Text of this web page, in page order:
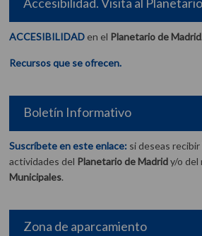
ACCESIBILIDAD en el Planetario de Madrid
Recursos que se ofrecen.
Boletín Informativo
Suscríbete en este enlace: si deseas recibir
actividades del Planetario de Madridy/o
Municipales.
Zona de aparcamiento